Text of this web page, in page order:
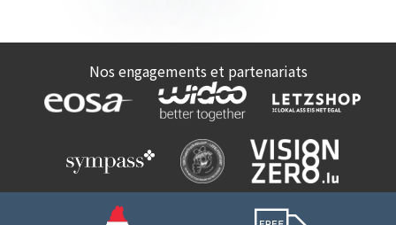
Nos engagements et partenariats